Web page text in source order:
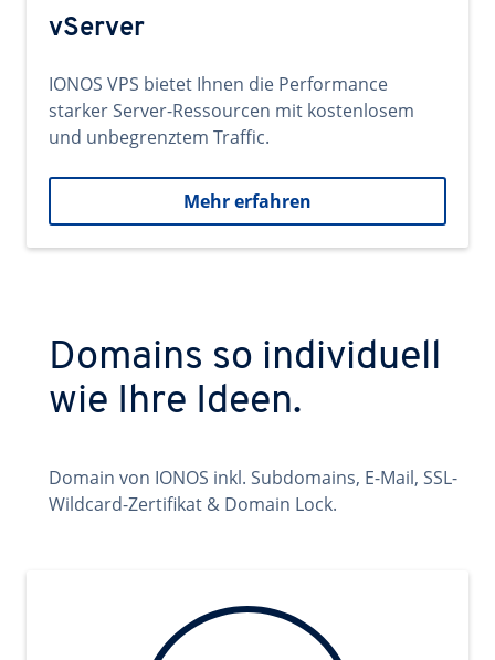
vServer
IONOS VPS bietet Ihnen die Performance
starker Server-Ressourcen mit kostenlosem
und unbegrenztem Traffic.
Mehr erfahren
Domains so individuell
wie Ihre Ideen.
Domain von IONOS inkl. Subdomains, E-Mail, SSL-
Wildcard-Zertifikat & Domain Lock.